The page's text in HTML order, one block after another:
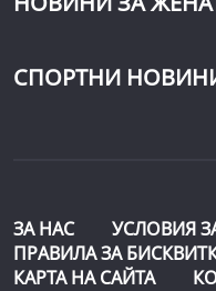
СПОРТНИ
ЗА НАС
УСЛОВИЯ
ПРАВИЛА ЗА
КАРТА НА САЙТА